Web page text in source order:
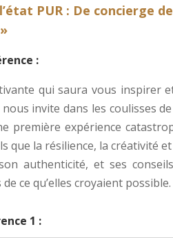
PUR : De concierge
:
qui saura vous inspirer
nous invite dans les coulisses
première expérience
que la résilience, la créativité
authenticité, et ses
ce qu’elles croyaient possible.
1 :